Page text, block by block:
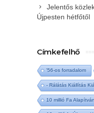
Jelentős
Újpesten hétfőtől
Címkefelhő
'56-os forradalom
- Rálátás Kiállítás
10 millió Fa